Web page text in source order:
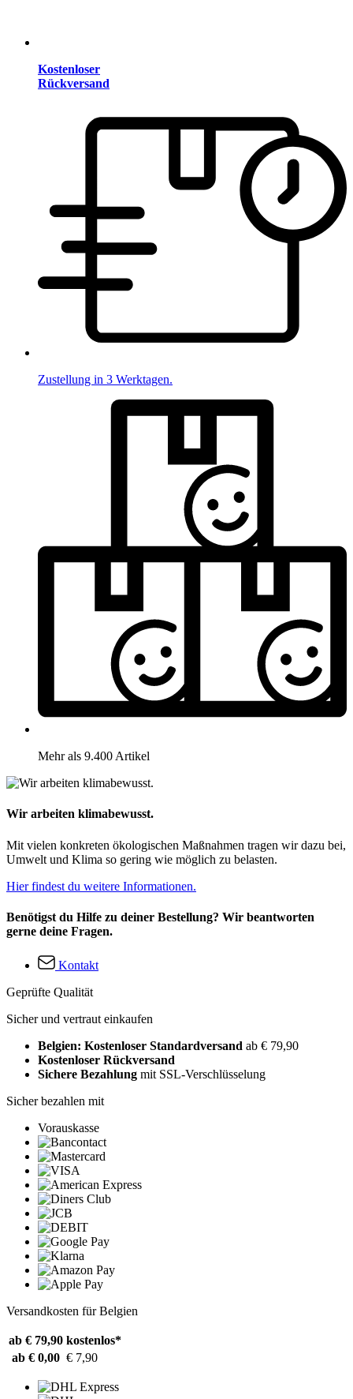
Kostenloser
Rückversand
Zustellung in 3 Werktagen.
Mehr als 9.400 Artikel
Wir arbeiten klimabewusst.
Mit vielen konkreten ökologischen Maßnahmen tragen wir dazu bei,
Umwelt und Klima so gering wie möglich zu belasten.
Hier findest du weitere Informationen.
Benötigst du Hilfe zu deiner Bestellung? Wir beantworten
gerne deine Fragen.
Kontakt
Geprüfte Qualität
Sicher und vertraut einkaufen
Belgien: Kostenloser Standardversand ab € 79,90
Kostenloser Rückversand
Sichere Bezahlung mit SSL-Verschlüsselung
Sicher bezahlen mit
Vorauskasse
Versandkosten für Belgien
ab € 79,90 kostenlos*
ab € 0,00 € 7,90